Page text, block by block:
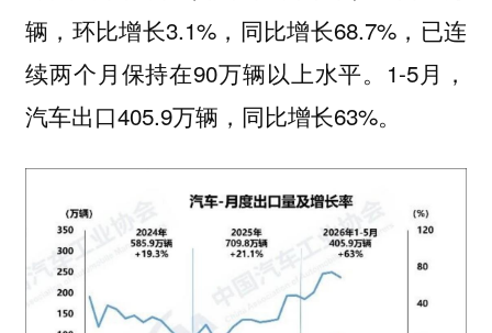
辆，环比增长3.1%，同比增长68.7%，已连
续两个月保持在90万辆以上水平。1-5月，
汽车出口405.9万辆，同比增长63%。